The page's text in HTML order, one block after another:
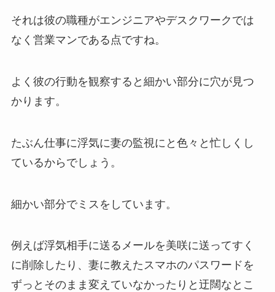
それは彼の職種がエンジニアやデスクワークでは
なく営業マンである点ですね。
よく彼の行動を観察すると細かい部分に穴が見つ
かります。
たぶん仕事に浮気に妻の監視にと色々と忙しくし
ているからでしょう。
細かい部分でミスをしています。
例えば浮気相手に送るメールを美咲に送ってすく
に削除したり、妻に教えたスマホのパスワードを
ずっとそのまま変えていなかったりと迂闊なとこ